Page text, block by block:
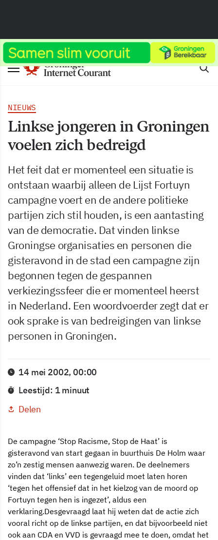
NIEUWS
Linkse jongeren in Groningen
voelen zich bedreigd
Het feit dat er momenteel een situatie is
ontstaan waarbij alleen de Lijst Fortuyn
campagne voert en de andere politieke
partijen zich stil houden, is een aantasting
van de democratie. Dat vinden linkse
Groningse organisaties en personen die
gisteravond in de stad een campagne zijn
begonnen tegen de gespannen
verkiezingssfeer die er momenteel heerst
in Nederland. Een woordvoerder zegt dat er
ook sprake is van bedreigingen van linkse
personen in Groningen.
14 mei 2002, 00:00
Leestijd: 1 minuut
Delen
De campagne ‘Stop Racisme, Stop de Haat’ is
gisteravond van start gegaan in buurthuis De Holm waar
zo’n zestig mensen aanwezig waren. De deelnemers
vinden dat ‘links’ een tegengeluid moet laten horen
‘tegen het offensief dat in het kielzog van de moord op
Fortuyn tegen hen is ingezet’, aldus een
verklaring.Desgevraagd laat hij weten dat de actie zich
vooral richt op de linkse partijen, en dat bijvoorbeeld niet
ook aan CDA en VVD is gevraagd mee te doen, omdat het